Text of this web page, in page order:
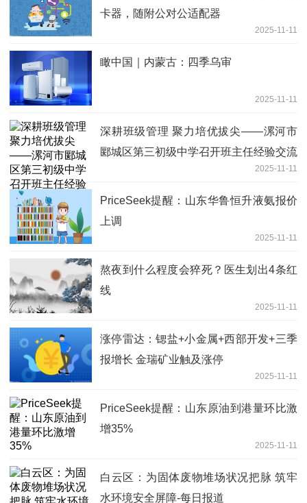
卡器，随附公对公适配器
2025-11-11
瞰中国｜内蒙古：四季乌审
2025-11-11
深耕班级管理 聚力培优拔尖——漯河市
郾城区第三初级中学召开班主任经验交流
2025-11-11
PriceSeek提醒：山东华鲁恒升液氨报价
上调
2025-11-11
熬夜到什么程度会猝死？医生划出4条红
线
2025-11-11
涨停雷达：锶盐+小金属+西部开发+三季
报增长 金瑞矿业触及涨停
2025-11-11
PriceSeek提醒：山东原油到港量环比激
增35%
2025-11-11
白云区：为固体废物堆场状况把脉 筑牢
水环境安全屏障-每日报道